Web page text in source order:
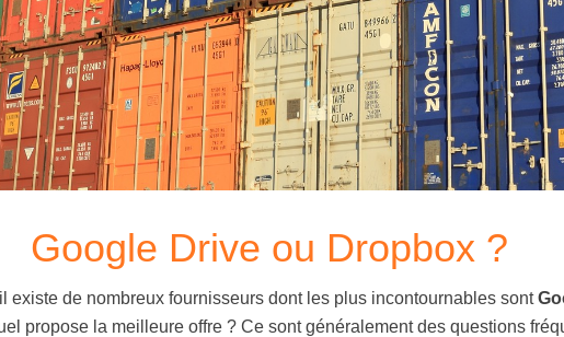
Google Drive ou Dropbox ?
existe de nombreux fournisseurs dont les plus incontournables sont
propose la meilleure offre ? Ce sont généralement des questions